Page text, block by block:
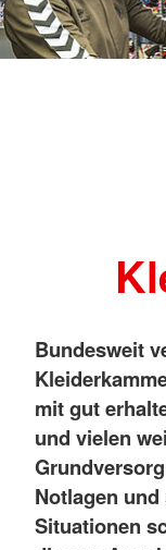
Bundesweit
mit gut
und vielen
Notlagen
Situationen